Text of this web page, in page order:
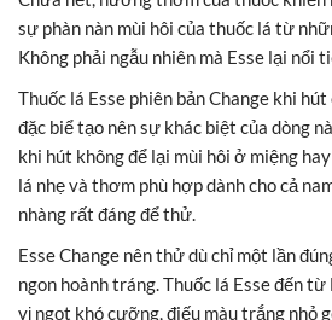
sự phàn nàn mùi hôi của thuốc lá từ
Không phải ngẫu nhiên mà Esse lại nổi
Thuốc lá Esse phiên bản Change khi
đặc biể tạo nên sự khác biệt của dòng
khi hút không để lại mùi hôi ở miệng
lá nhẹ và thơm phù hợp dành cho cả
nhàng rất đáng để thử.
Esse Change nên thử dù chỉ một lần
ngon hoành tráng. Thuốc lá Esse đến
vị ngọt khó cưỡng, điếu màu trắng nhỏ